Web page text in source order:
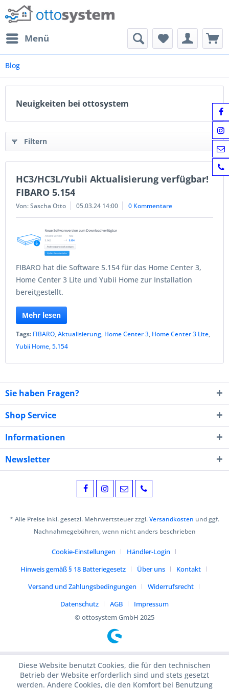
Menü
Blog
Neuigkeiten bei ottosystem
Filtern
HC3/HC3L/Yubii Aktualisierung verfügbar!
FIBARO 5.154
Von: Sascha Otto 05.03.24 14:00 0 Kommentare
FIBARO hat die Software 5.154 für das Home Center 3,
Home Center 3 Lite und Yubii Home zur Installation
bereitgestellt.
Mehr lesen
Tags: FIBARO,Aktualisierung, Home Center 3, Home Center 3 Lite,
Yubii Home,5.154
Sie haben Fragen?
Shop Service
Informationen
Newsletter
* Alle Preise inkl. gesetzl. Mehrwertsteuer zzgl.Versandkosten und ggf.
Nachnahmegebühren, wenn nicht anders beschrieben
Cookie-Einstellungen
Händler-Login
Hinweis gemäß § 18 Batteriegesetz
Über uns
Kontakt
Versand und Zahlungsbedingungen
Widerrufsrecht
Datenschutz
AGB
Impressum
© ottosystem GmbH 2025
Diese Website benutzt Cookies, die für den technischen
Betrieb der Website erforderlich sind und stets gesetzt
werden. Andere Cookies, die den Komfort bei Benutzung